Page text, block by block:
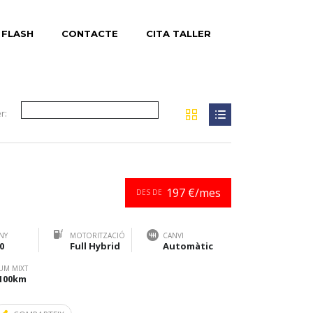
CONTACTE CITA TALLER
DES DE 197 €/mes
MOTORITZACIÓ
Full Hybrid
CANVI
Automàtic
MIXT